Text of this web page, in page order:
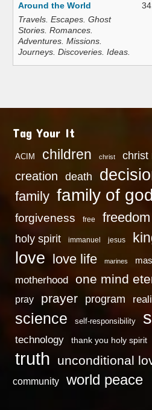
Around the World
Travels. Escapes. Ghost
Stories. Romances.
Adventures. Missions.
Journeys. Discoveries. Ideas.
Tag Your It
ACIM children christ christ
creation death
family family of god
forgiveness free freedom
holy spirit immanuel jesus
love love life marines
motherhood one mind
pray prayer program
science self-responsibility
technology thank you holy spirit
truth unconditional
community
world peace